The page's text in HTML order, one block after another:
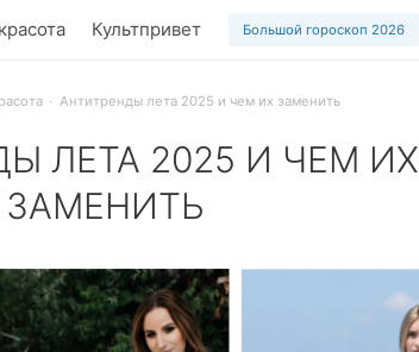
Культпривет Большой гороскоп 2026
Антитренды лета 2025 и чем их заменить
ЛЕТА 2025 И ЧЕМ ИХ
ЗАМЕНИТЬ